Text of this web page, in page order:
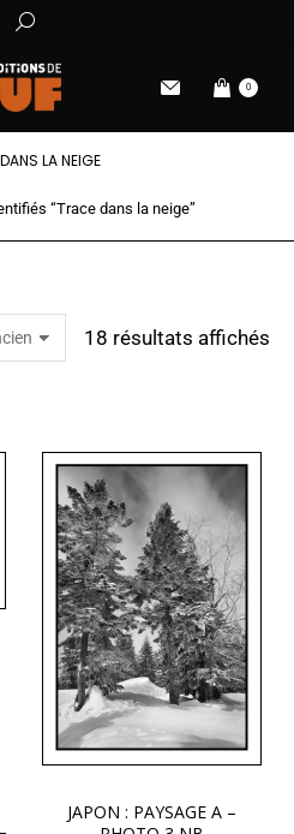
0
LA NEIGE
“Trace dans la neige”
18 résultats affichés
JAPON : PAYSAGE A –